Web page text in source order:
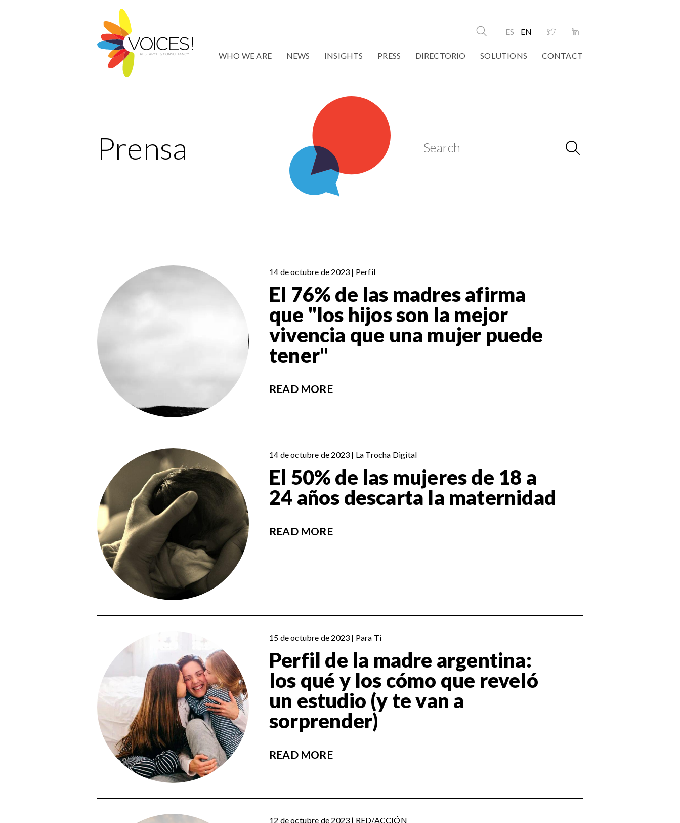
ES EN
WHO WE ARE NEWS INSIGHTS PRESS DIRECTORIO SOLUTIONS CONTACT
Prensa
14 de octubre de 2023 | Perfil
El 76% de las madres afirma
que "los hijos son la mejor
vivencia que una mujer puede
tener"
READ MORE
14 de octubre de 2023 | La Trocha Digital
El 50% de las mujeres de 18 a
24 años descarta la maternidad
READ MORE
15 de octubre de 2023 | Para Ti
Perfil de la madre argentina:
los qué y los cómo que reveló
un estudio (y te van a
sorprender)
READ MORE
12 de octubre de 2023 | RED/ACCIÓN